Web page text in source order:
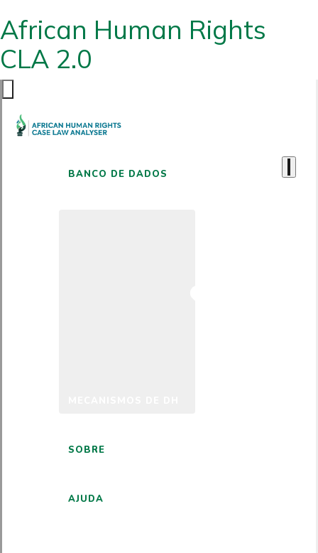
African Human Rights
CLA 2.0
BANCO DE DADOS
SOBRE
AJUDA